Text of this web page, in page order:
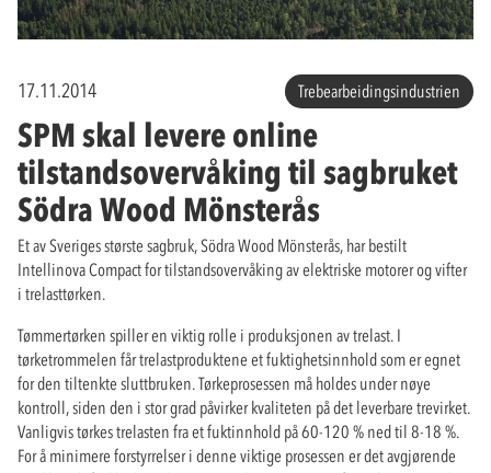
17.11.2014 Trebearbeidingsindustrien
SPM skal levere online
tilstandsovervåking til sagbruket
Södra Wood Mönsterås
Et av Sveriges største sagbruk, Södra Wood Mönsterås, har bestilt
Intellinova Compact for tilstandsovervåking av elektriske motorer og vifter
i trelasttørken.
Tømmertørken spiller en viktig rolle i produksjonen av trelast. I
tørketrommelen får trelastproduktene et fuktighetsinnhold som er egnet
for den tiltenkte sluttbruken. Tørkeprosessen må holdes under nøye
kontroll, siden den i stor grad påvirker kvaliteten på det leverbare trevirket.
Vanligvis tørkes trelasten fra et fuktinnhold på 60-120 % ned til 8-18 %.
For å minimere forstyrrelser i denne viktige prosessen er det avgjørende